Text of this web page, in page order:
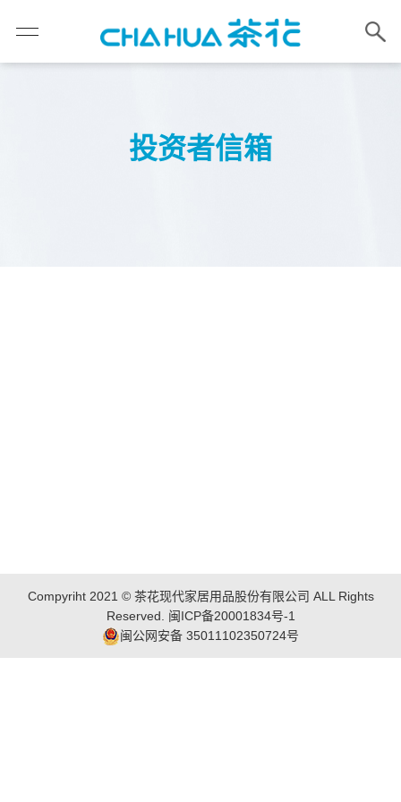
投资者信箱
Compyriht 2021 © 茶花现代家居用品股份有限公司 ALL Rights
Reserved. 闽ICP备20001834号-1
闽公网安备 35011102350724号